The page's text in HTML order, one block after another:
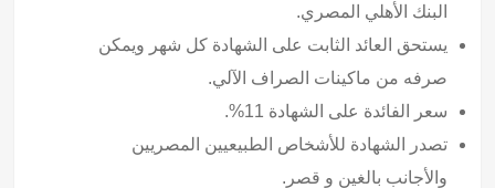
البنك الأهلي المصري.
يستحق العائد الثابت على الشهادة كل شهر ويمكن
صرفه من ماكينات الصراف الآلي.
سعر الفائدة على الشهادة 11%.
تصدر الشهادة للأشخاص الطبيعيين المصريين
والأجانب بالغين و قصر.